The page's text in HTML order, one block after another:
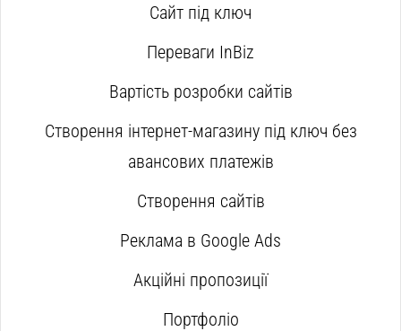
Сайт під ключ
Переваги InBiz
Вартість розробки сайтів
Створення інтернет-магазину під ключ без
авансових платежів
Створення сайтів
Реклама в Google Ads
Акційні пропозиції
Портфоліо